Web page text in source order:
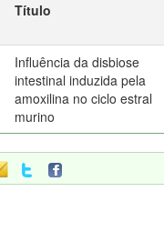
Título
Influência da disbiose
intestinal induzida pela
amoxilina no ciclo estral
murino